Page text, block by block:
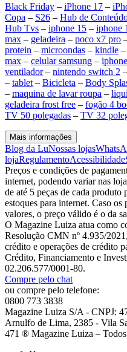
Black Friday – iPhone 17 –
Copa – S26 – Hub de
Hub Tvs – iphone 15 – iphone
max – geladeira – poco x7 pro
protein – microondas – kindle –
max – celular samsung –
ventilador– nintendo switch 2 –
– tablet – Bicicleta – Body
– maquina de lavar roupa –
geladeira frost free – fogão 4
TV 50 polegadas – TV 32
Mais informações
Blog da LuNossas lojas
lojaRegulamentoAcessibilidade
Preços e condições de
internet, podendo variar nas
de até 5 peças de cada
estoques para internet. Caso
valores, o preço válido é o da
O Magazine Luiza atua como
Resolução CMN nº 4.935/
crédito e operações de crédito
Crédito, Financiamento e
02.206.577/0001-80.
Compre pelo chat
ou compre pelo telefone:
0800 773 3838
Magazine Luiza S/A - CNPJ:
Arnulfo de Lima, 2385 - Vila
471 ® Magazine Luiza – Todos